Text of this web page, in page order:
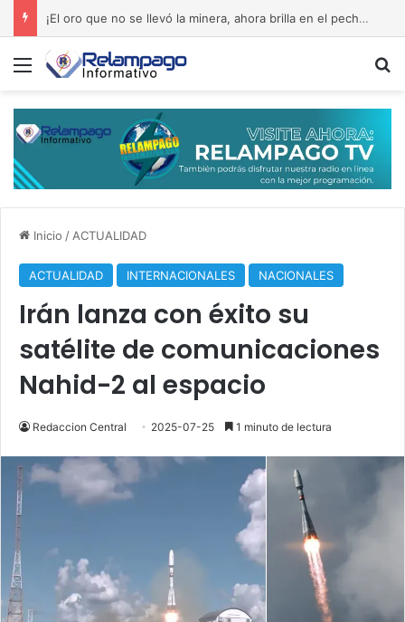
¡El oro que no se llevó la minera, ahora brilla en el pecho dominicano!
Menú
Inicio / ACTUALIDAD
ACTUALIDAD INTERNACIONALES NACIONALES
Irán lanza con éxito su
satélite de comunicaciones
Nahid-2 al espacio
Redaccion Central 2025-07-25 1 minuto de lectura